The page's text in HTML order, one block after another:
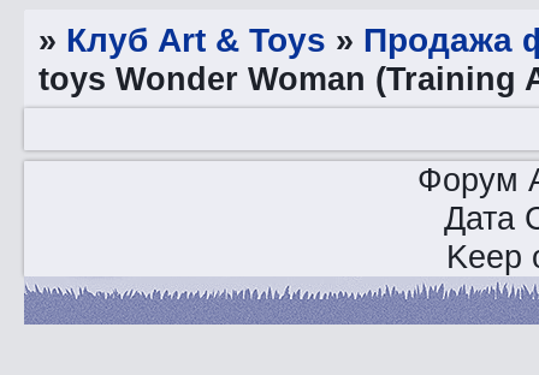
» Клуб Art & Toys » Продажа
toys Wonder Woman (Training
Форум
Дата
Keep